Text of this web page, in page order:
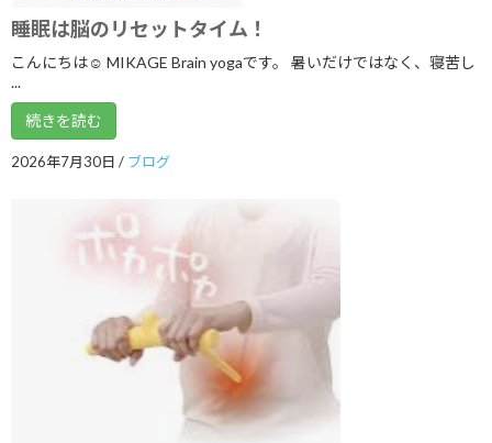
2024年5月
2024年2月
2023年11月
2023年8月
2023年3月
睡眠は脳のリセットタイム！
こんにちは☺ MIKAGE Brain yogaです。 暑いだけではなく、寝苦し
...
続きを読む
2026年7月30日 / ブログ